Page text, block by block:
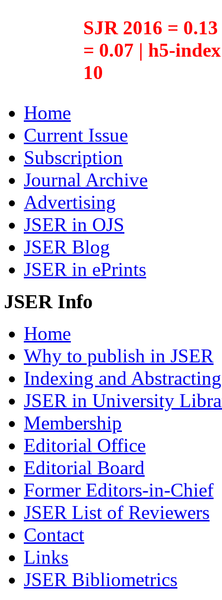
SJR 2016 =
= 0.07 | h5-
10
Home
Current Issue
Subscription
Journal Archive
Advertising
JSER in OJS
JSER Blog
JSER in ePrints
JSER Info
Home
Why to publish in JSER
Indexing and Abstracting
JSER in University
Membership
Editorial Office
Editorial Board
Former Editors-in-Chief
JSER List of Reviewers
Contact
Links
JSER Bibliometrics